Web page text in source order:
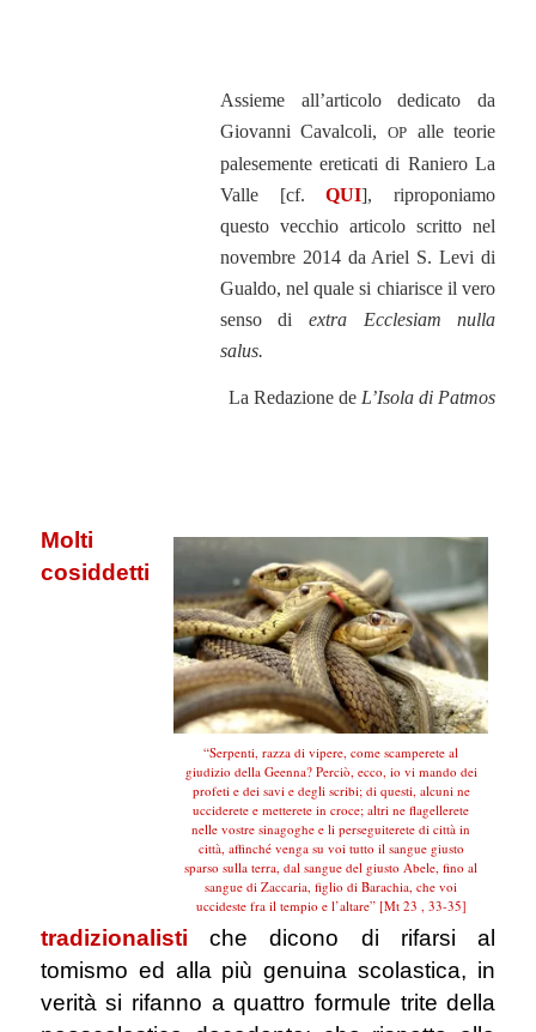
Assieme all’articolo dedicato da
Giovanni Cavalcoli, OP alle teorie
palesemente ereticati di Raniero La
Valle [cf.QUI], riproponiamo
questo vecchio articolo scritto nel
novembre 2014 da Ariel S. Levi di
Gualdo, nel quale si chiarisce il vero
senso di extra Ecclesiam nulla
salus.
La Redazione de L’Isola di Patmos
“Serpenti, razza di vipere, come scamperete al
giudizio della Geenna? Perciò, ecco, io vi mando dei
profeti e dei savi e degli scribi; di questi, alcuni ne
ucciderete e metterete in croce; altri ne flagellerete
nelle vostre sinagoghe e li perseguiterete di città in
città, affinché venga su voi tutto il sangue giusto
sparso sulla terra, dal sangue del giusto Abele, fino al
sangue di Zaccaria, figlio di Barachia, che voi
uccideste fra il tempio e l’altare” [Mt 23 , 33-35]
Molti
cosiddetti
tradizionalisti che dicono di rifarsi al
tomismo ed alla più genuina scolastica, in
verità si rifanno a quattro formule trite della